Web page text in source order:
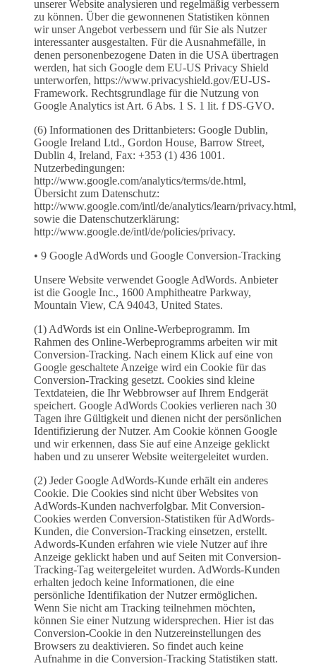
unserer Website analysieren und regelmäßig verbessern
zu können. Über die gewonnenen Statistiken können
wir unser Angebot verbessern und für Sie als Nutzer
interessanter ausgestalten. Für die Ausnahmefälle, in
denen personenbezogene Daten in die USA übertragen
werden, hat sich Google dem EU-US Privacy Shield
unterworfen, https://www.privacyshield.gov/EU-US-
Framework. Rechtsgrundlage für die Nutzung von
Google Analytics ist Art. 6 Abs. 1 S. 1 lit. f DS-GVO.
(6) Informationen des Drittanbieters: Google Dublin,
Google Ireland Ltd., Gordon House, Barrow Street,
Dublin 4, Ireland, Fax: +353 (1) 436 1001.
Nutzerbedingungen:
http://www.google.com/analytics/terms/de.html,
Übersicht zum Datenschutz:
http://www.google.com/intl/de/analytics/learn/privacy.html,
sowie die Datenschutzerklärung:
http://www.google.de/intl/de/policies/privacy.
• 9 Google AdWords und Google Conversion-Tracking
Unsere Website verwendet Google AdWords. Anbieter
ist die Google Inc., 1600 Amphitheatre Parkway,
Mountain View, CA 94043, United States.
(1) AdWords ist ein Online-Werbeprogramm. Im
Rahmen des Online-Werbeprogramms arbeiten wir mit
Conversion-Tracking. Nach einem Klick auf eine von
Google geschaltete Anzeige wird ein Cookie für das
Conversion-Tracking gesetzt. Cookies sind kleine
Textdateien, die Ihr Webbrowser auf Ihrem Endgerät
speichert. Google AdWords Cookies verlieren nach 30
Tagen ihre Gültigkeit und dienen nicht der persönlichen
Identifizierung der Nutzer. Am Cookie können Google
und wir erkennen, dass Sie auf eine Anzeige geklickt
haben und zu unserer Website weitergeleitet wurden.
(2) Jeder Google AdWords-Kunde erhält ein anderes
Cookie. Die Cookies sind nicht über Websites von
AdWords-Kunden nachverfolgbar. Mit Conversion-
Cookies werden Conversion-Statistiken für AdWords-
Kunden, die Conversion-Tracking einsetzen, erstellt.
Adwords-Kunden erfahren wie viele Nutzer auf ihre
Anzeige geklickt haben und auf Seiten mit Conversion-
Tracking-Tag weitergeleitet wurden. AdWords-Kunden
erhalten jedoch keine Informationen, die eine
persönliche Identifikation der Nutzer ermöglichen.
Wenn Sie nicht am Tracking teilnehmen möchten,
können Sie einer Nutzung widersprechen. Hier ist das
Conversion-Cookie in den Nutzereinstellungen des
Browsers zu deaktivieren. So findet auch keine
Aufnahme in die Conversion-Tracking Statistiken statt.